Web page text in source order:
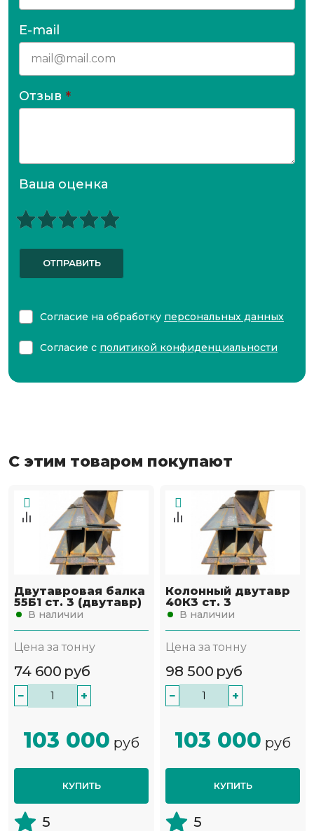
E-mail
Отзыв *
Ваша оценка
ОТПРАВИТЬ
Согласие на обработку персональных данных
Согласие с политикой конфиденциальности
С этим товаром покупают
Двутавровая балка
55Б1 ст. 3 (двутавр)
В наличии
Цена за тонну
74 600 руб
− +
103 000 руб
КУПИТЬ
5
Колонный двутавр
40К3 ст. 3
В наличии
Цена за тонну
98 500 руб
− +
103 000 руб
КУПИТЬ
5